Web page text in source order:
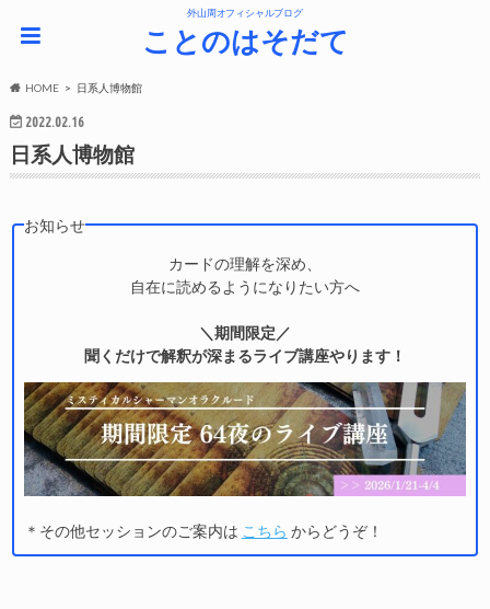
外山周オフィシャルブログ
ことのはそだて
HOME 日系人博物館
2022.02.16
日系人博物館
お知らせ
カードの理解を深め、
自在に読めるようになりたい方へ
＼期間限定／
聞くだけで解釈が深まるライブ講座やります！
＊その他セッションのご案内は こちら からどうぞ！